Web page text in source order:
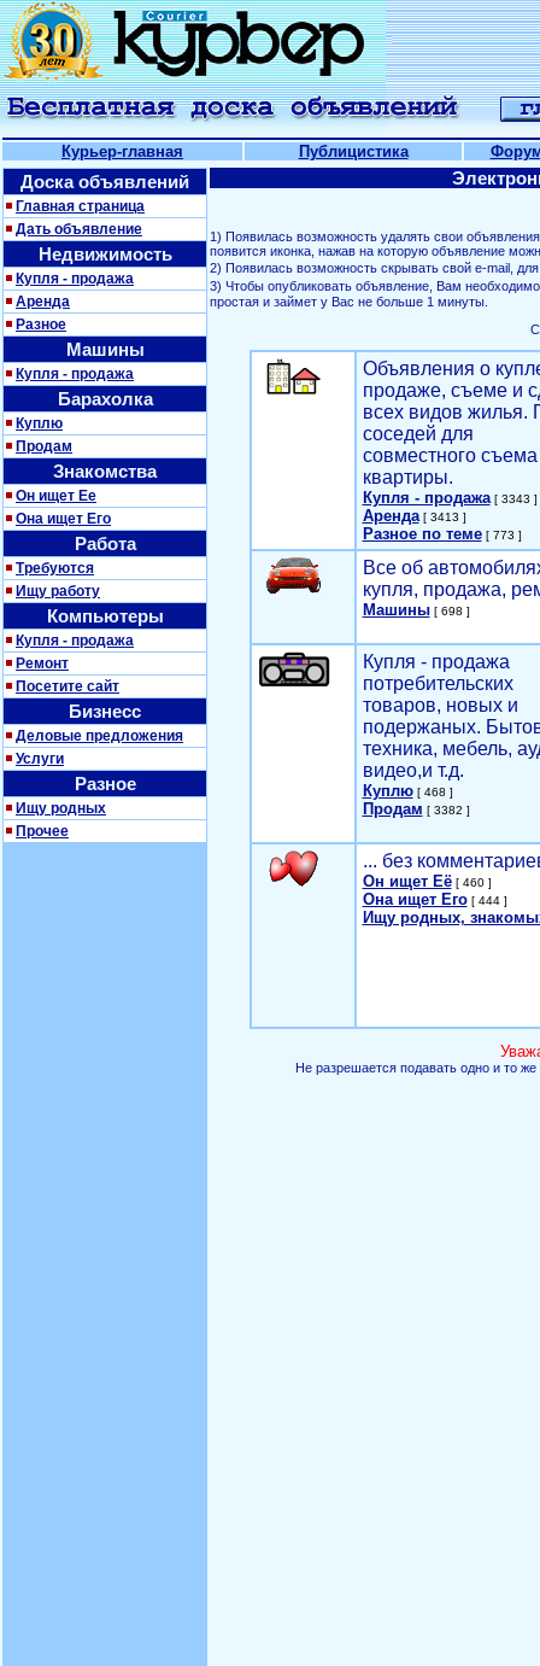
Курьер-главная Публицистика
Доска объявлений
Главная страница
Дать объявление
Недвижимость
Купля - продажа
Аренда
Разное
Машины
Купля - продажа
Барахолка
Куплю
Продам
Знакомства
Он ищет Ее
Она ищет Его
Работа
Требуются
Ищу работу
Компьютеры
Купля - продажа
Ремонт
Посетите сайт
Бизнесс
Деловые предложения
Услуги
Разное
Ищу родных
Прочее
1) Появилась возможность удалять свои
появится иконка, нажав на которую объявление
2) Появилась возможность скрывать свой е-mail,
3) Чтобы опубликовать объявление, Вам
простая и займет у Вас не больше 1 минуты.
Объявления о
продаже, съеме и
всех видов жилья.
соседей для
совместного съема
квартиры.
Купля - продажа[ 3343 ]
Аренда[ 3413 ]
Разное по теме[ 773 ]
Все об
купля, продажа,
Машины[ 698 ]
Купля - продажа
потребительских
товаров, новых и
подержаных.
техника, мебель,
видео,и т.д.
Куплю[ 468 ]
Продам [ 3382 ]
... без
Он ищет Её[ 460 ]
Она ищет Его[ 444 ]
Ищу родных,
Не разрешается подавать одно и то